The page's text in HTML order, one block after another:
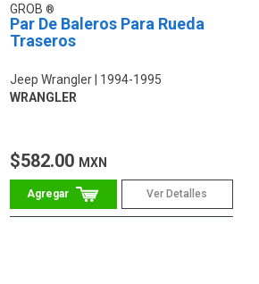
GROB
Par De Baleros Para Rueda
Traseros
Jeep Wrangler
1994-1995
WRANGLER
$582.00 MXN
Ver Detalles